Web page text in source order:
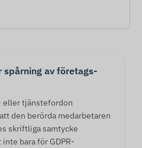
av företags-
eller tjänstefordon
den berörda medarbetaren
skriftliga samtycke
bara för GDPR-